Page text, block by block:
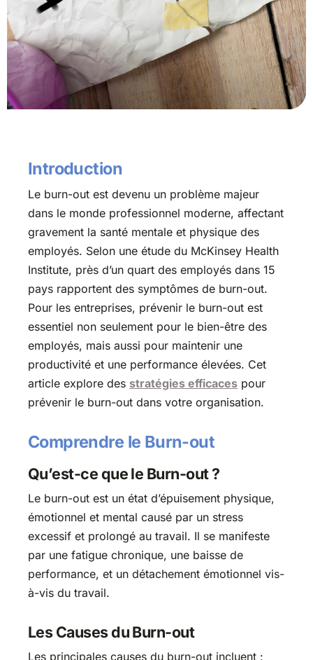
Introduction
Le burn-out est devenu un problème majeur
dans le monde professionnel moderne, affectant
gravement la santé mentale et physique des
employés. Selon une étude du McKinsey Health
Institute, près d’un quart des employés dans 15
pays rapportent des symptômes de burn-out.
Pour les entreprises, prévenir le burn-out est
essentiel non seulement pour le bien-être des
employés, mais aussi pour maintenir une
productivité et une performance élevées. Cet
article explore des stratégies efficacespour
prévenir le burn-out dans votre organisation.
Comprendre le Burn-out
Qu’est-ce que le Burn-out ?
Le burn-out est un état d’épuisement physique,
émotionnel et mental causé par un stress
excessif et prolongé au travail. Il se manifeste
par une fatigue chronique, une baisse de
performance, et un détachement émotionnel vis-
à-vis du travail.
Les Causes du Burn-out
Les principales causes du burn-out incluent :